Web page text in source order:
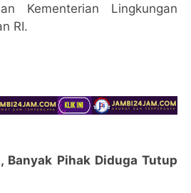
Kementerian Lingkungan
RI.
Banyak Pihak Diduga Tutup